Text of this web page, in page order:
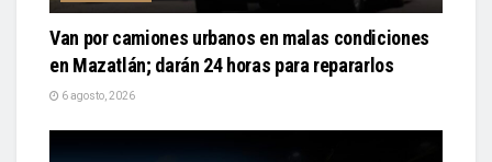
Van por camiones urbanos en malas condiciones
en Mazatlán; darán 24 horas para repararlos
6 agosto, 2026